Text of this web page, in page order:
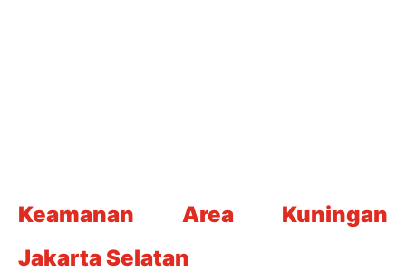
Keamanan Area Kuningan
Jakarta Selatan